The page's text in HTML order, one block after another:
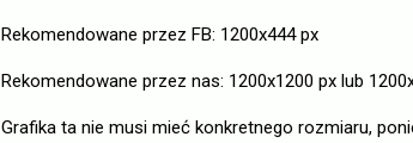
Rekomendowane przez FB: 1200x444 px
Rekomendowane przez nas: 1200x1200 px lub
Grafika ta nie musi mieć konkretnego rozmiaru,